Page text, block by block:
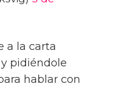
a la carta
pidiéndole
hablar con